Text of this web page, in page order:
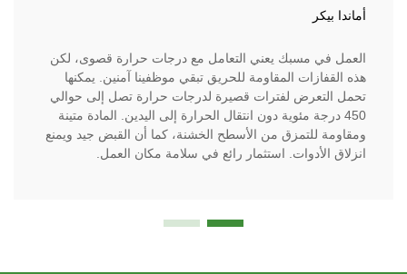
أماندا بيكر
العمل في مسبك يعني التعامل مع درجات حرارة قصوى، لكن
هذه القفازات المقاومة للحريق تبقي موظفينا آمنين. يمكنها
تحمل التعرض لفترات قصيرة لدرجات حرارة تصل إلى حوالي
450 درجة مئوية دون انتقال الحرارة إلى اليدين. المادة متينة
ومقاومة للتمزق من الأسطح الخشنة، كما أن القبض جيد ويمنع
انزلاق الأدوات. استثمار رائع في سلامة مكان العمل.